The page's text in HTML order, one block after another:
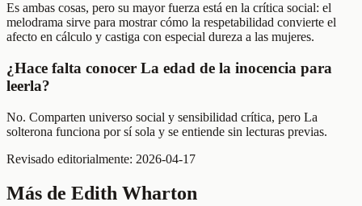
Es ambas cosas, pero su mayor fuerza está en la crítica social: el
melodrama sirve para mostrar cómo la respetabilidad convierte el
afecto en cálculo y castiga con especial dureza a las mujeres.
¿Hace falta conocer La edad de la inocencia para
leerla?
No. Comparten universo social y sensibilidad crítica, pero La
solterona funciona por sí sola y se entiende sin lecturas previas.
Revisado editorialmente: 2026-04-17
Más de Edith Wharton